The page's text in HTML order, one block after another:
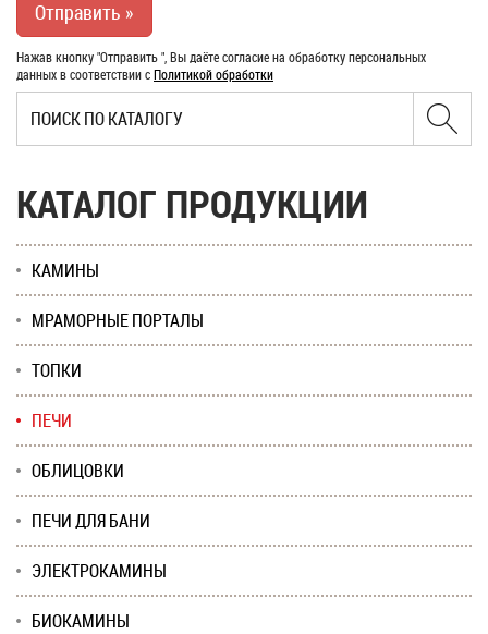
Нажав кнопку "Отправить ", Вы даёте согласие на обработку персональных
данных в соответствии сПолитикой обработки
КАТАЛОГ ПРОДУКЦИИ
КАМИНЫ
МРАМОРНЫЕ ПОРТАЛЫ
ТОПКИ
ПЕЧИ
ОБЛИЦОВКИ
ПЕЧИ ДЛЯ БАНИ
ЭЛЕКТРОКАМИНЫ
БИОКАМИНЫ